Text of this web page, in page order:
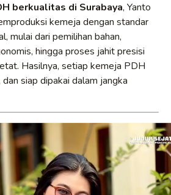
berkualitas di Surabaya, Yanto
kemeja dengan standar
mulai dari pemilihan bahan,
hingga proses jahit presisi
Hasilnya, setiap kemeja PDH
siap dipakai dalam jangka